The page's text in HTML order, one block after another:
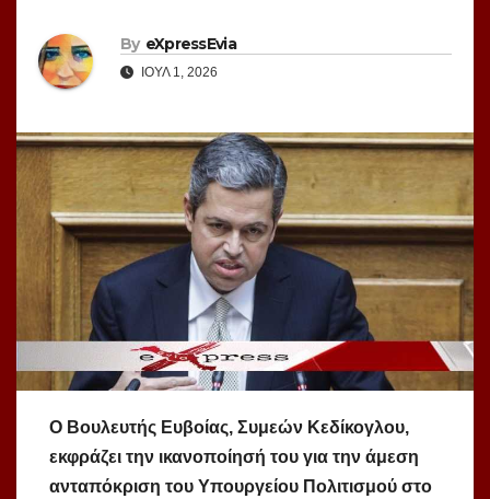
By eXpressEvia
ΙΟΎΛ 1, 2026
Ο Βουλευτής Ευβοίας, Συμεών Κεδίκογλου,
εκφράζει την ικανοποίησή του για την άμεση
ανταπόκριση του Υπουργείου Πολιτισμού στο